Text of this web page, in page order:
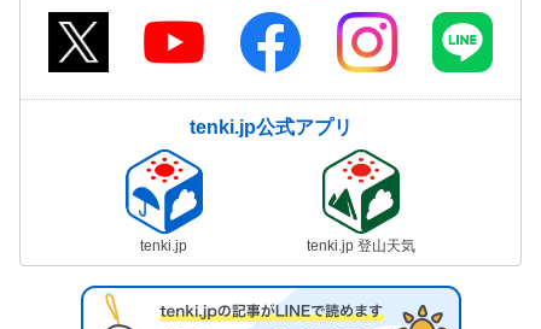
tenki.jp公式アプリ
tenki.jp tenki.jp 登山天気